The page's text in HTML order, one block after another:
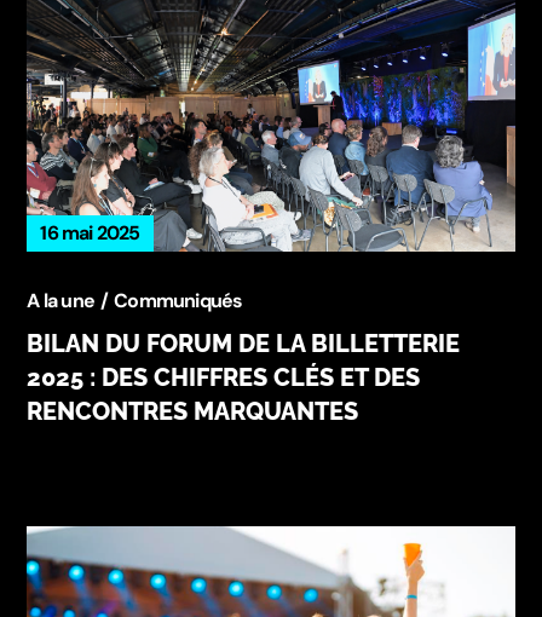
16 mai 2025
A la une Communiqués
BILAN DU FORUM DE LA BILLETTERIE
2025 : DES CHIFFRES CLÉS ET DES
RENCONTRES MARQUANTES